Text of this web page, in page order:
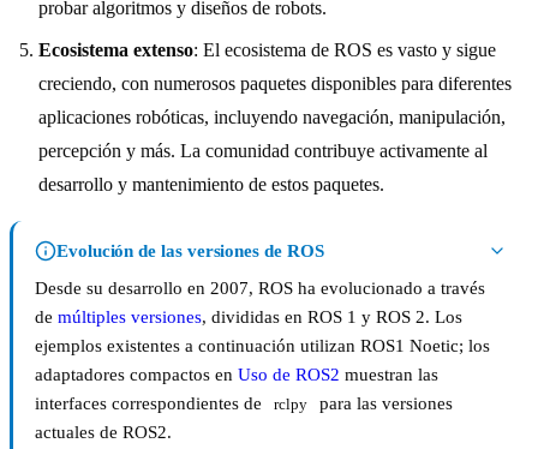
probar algoritmos y diseños de robots.
Ecosistema extenso: El ecosistema de ROS es vasto y sigue
creciendo, con numerosos paquetes disponibles para diferentes
aplicaciones robóticas, incluyendo navegación, manipulación,
percepción y más. La comunidad contribuye activamente al
desarrollo y mantenimiento de estos paquetes.
Evolución de las versiones de ROS
Desde su desarrollo en 2007, ROS ha evolucionado a través
de múltiples versiones, divididas en ROS 1 y ROS 2. Los
ejemplos existentes a continuación utilizan ROS1 Noetic; los
adaptadores compactos en Uso de ROS2 muestran las
interfaces correspondientes de
rclpy
para las versiones
actuales de ROS2.